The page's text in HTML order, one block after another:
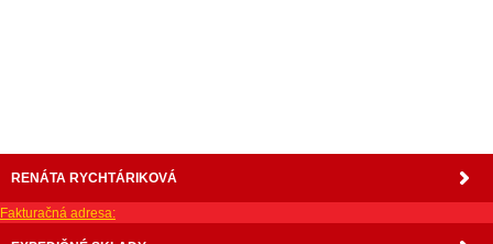
RENÁTA RYCHTÁRIKOVÁ
Fakturačná adresa: